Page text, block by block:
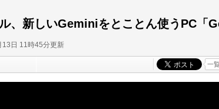
、新しいGeminiをとことん使うPC「
日 11時45分更新
一